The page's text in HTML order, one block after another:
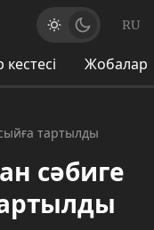
RU
Жобалар
тартылды
сәбиге